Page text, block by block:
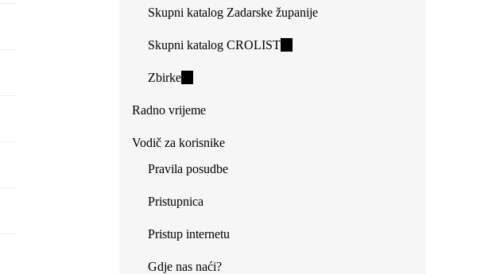
Skupni katalog Zadarske županije
Skupni katalog CROLIST(link
Zbirke(link
external)
Radno vrijeme
Vodič za korisnike
Pravila posudbe
Pristupnica
Pristup internetu
Gdje nas naći?